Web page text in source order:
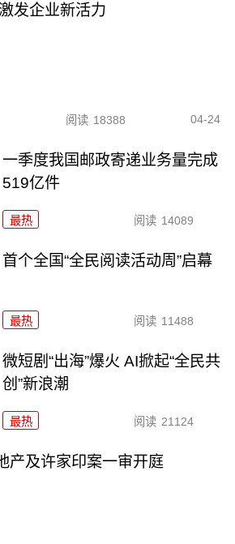
发企业新活力
阅读 18388 04-24
一季度我国邮政寄递业务量完成
519亿件
最热 阅读 14089
首个全国“全民阅读活动周”启幕
最热 阅读 11488
微短剧“出海”爆火 AI掀起“全民共
创”新浪潮
最热 阅读 21124
产及许家印案一审开庭